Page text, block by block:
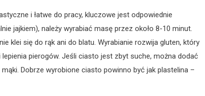
i łatwe do pracy, kluczowe jest odpowiednie
jajkiem), należy wyrabiać masę przez około 8-10 minut.
klei się do rąk ani do blatu. Wyrabianie rozwija gluten, który
pierogów. Jeśli ciasto jest zbyt suche, można dodać
Dobrze wyrobione ciasto powinno być jak plastelina –